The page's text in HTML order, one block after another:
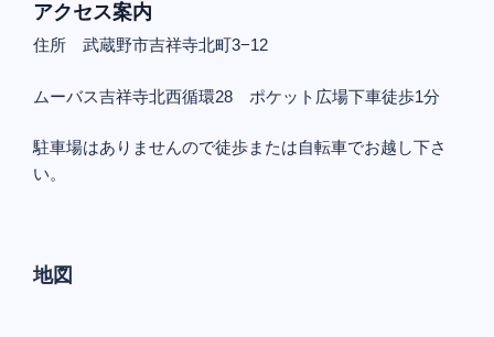
アクセス案内
住所 武蔵野市吉祥寺北町3−12
ムーバス吉祥寺北西循環28 ポケット広場下車徒歩1分
駐車場はありませんので徒歩または自転車でお越し下さ
い。
地図